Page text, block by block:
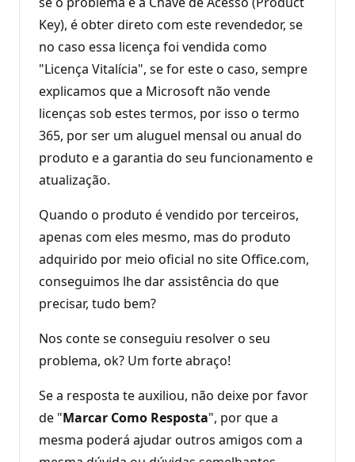
Key), é obter direto com este revendedor, se
no caso essa licença foi vendida como
"Licença Vitalícia", se for este o caso, sempre
explicamos que a Microsoft não vende
licenças sob estes termos, por isso o termo
365, por ser um aluguel mensal ou anual do
produto e a garantia do seu funcionamento e
atualização.
Quando o produto é vendido por terceiros,
apenas com eles mesmo, mas do produto
adquirido por meio oficial no site Office.com,
conseguimos lhe dar assistência do que
precisar, tudo bem?
Nos conte se conseguiu resolver o seu
problema, ok? Um forte abraço!
Se a resposta te auxiliou, não deixe por favor
de "Marcar Como Resposta", por que a
mesma poderá ajudar outros amigos com a